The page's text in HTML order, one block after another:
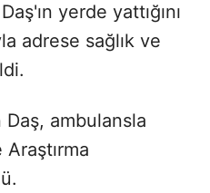
yerde yattığını
adrese sağlık ve
Daş, ambulansla